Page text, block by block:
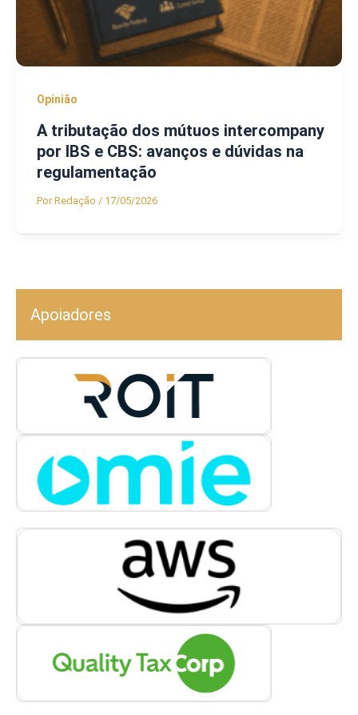
Opinião
A tributação dos mútuos intercompany
por IBS e CBS: avanços e dúvidas na
regulamentação
PorRedação / 17/05/2026
Apoiadores